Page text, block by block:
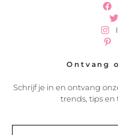
Ontvang
Schrijf je in en ontvang
trends, tips en